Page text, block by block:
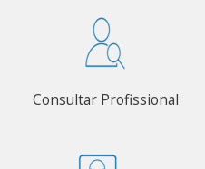
Consultar Profissional